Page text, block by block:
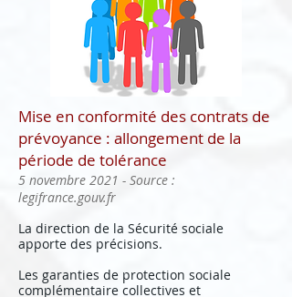
Mise en conformité des contrats de
prévoyance : allongement de la
période de tolérance
5 novembre 2021 - Source :
legifrance.gouv.fr
La direction de la Sécurité sociale
apporte des précisions.
Les garanties de protection sociale
complémentaire collectives et